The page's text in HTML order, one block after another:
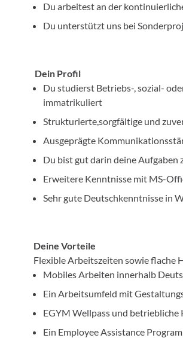
Du arbeitest an der
Du unterstützt uns bei
Dein Profil
Du studierst Betriebs-, sozial-
immatrikuliert
Strukturierte,sorgfältige und
Ausgeprägte
Du bist gut darin deine Aufgaben
Erweitere Kenntnisse mit MS-
Sehr gute Deutschkenntnisse in
Deine Vorteile
Flexible Arbeitszeiten sowie flache
Mobiles Arbeiten innerhalb
Ein Arbeitsumfeld mit
EGYM Wellpass und
Ein Employee Assistance